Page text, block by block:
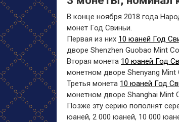
В конце ноября 2018 года
монет Год Свиньи.
Первая из них 10 юаней Год
дворе Shenzhen Guobao Mint
Вторая монета 10 юаней Год
монетном дворе Shenyang Mint
Третья монета 10 юаней Год
монетном дворе Shanghai Mint
Позже эту серию пополнят
юаней, 2 000 юаней, 10 000